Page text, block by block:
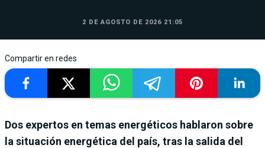
2 DE AGOSTO DE 2026 21:05
Compartir en redes
Dos expertos en temas energéticos hablaron sobre
la situación energética del país, tras la salida del